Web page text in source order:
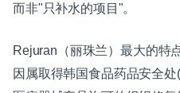
而非"只补水的项目"。
Rejuran（丽珠兰）最大的特
因属取得韩国食品药品安全处